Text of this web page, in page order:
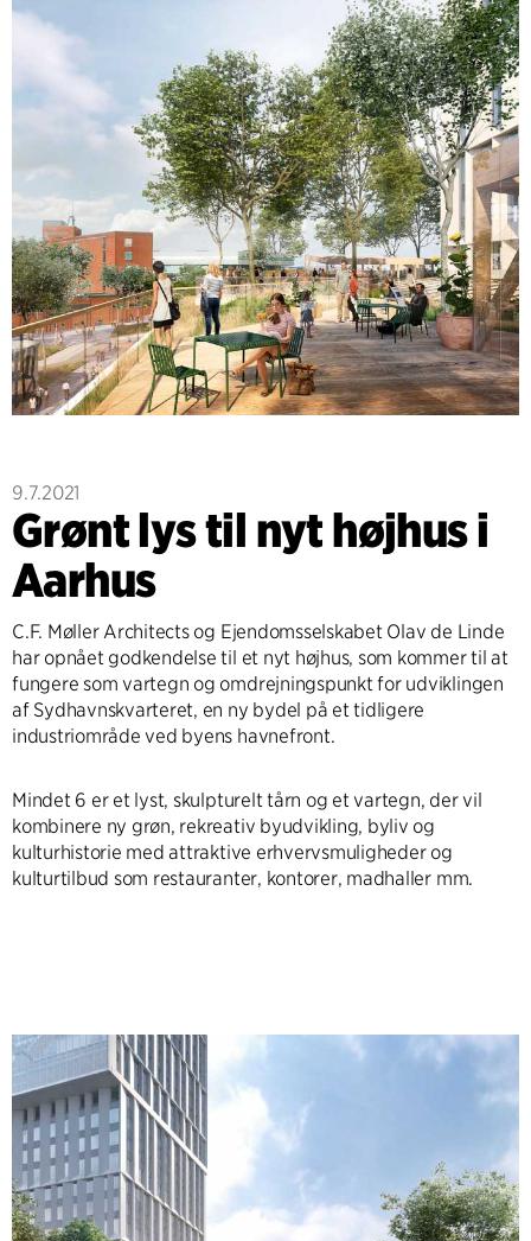
9.7.2021
Grønt lys til nyt højhus i
Aarhus
C.F. Møller Architects og Ejendomsselskabet Olav de Linde
har opnået godkendelse til et nyt højhus, som kommer til at
fungere som vartegn og omdrejningspunkt for udviklingen
af Sydhavnskvarteret, en ny bydel på et tidligere
industriområde ved byens havnefront.
Mindet 6 er et lyst, skulpturelt tårn og et vartegn, der vil
kombinere ny grøn, rekreativ byudvikling, byliv og
kulturhistorie med attraktive erhvervsmuligheder og
kulturtilbud som restauranter, kontorer, madhaller mm.